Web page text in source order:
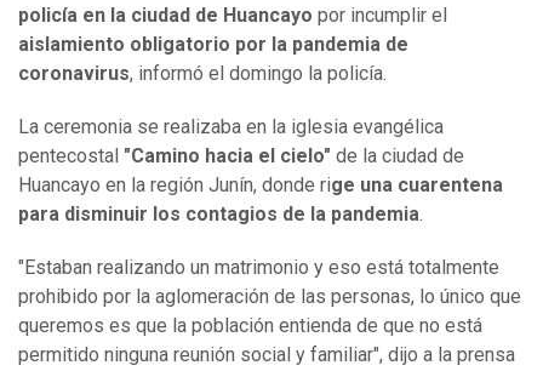
policía en la ciudad de Huancayo por incumplir el
aislamiento obligatorio por la pandemia de
coronavirus, informó el domingo la policía.
La ceremonia se realizaba en la iglesia evangélica
pentecostal "Camino hacia el cielo" de la ciudad de
Huancayo en la región Junín, donde rige una cuarentena
para disminuir los contagios de la pandemia.
"Estaban realizando un matrimonio y eso está totalmente
prohibido por la aglomeración de las personas, lo único que
queremos es que la población entienda de que no está
permitido ninguna reunión social y familiar", dijo a la prensa